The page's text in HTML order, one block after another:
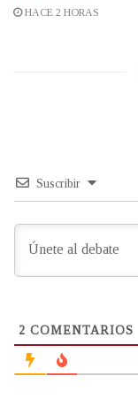
HACE 2 HORAS
Suscribir
2 COMENTARIOS